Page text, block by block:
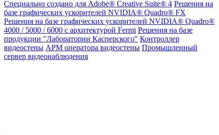
Специально создано для Adobe® Creative Suite® 4 Решения на
базе графических ускорителей NVIDIA® Quadro® FX
Решения на базе графических ускорителей NVIDIA® Quadro®
4000 / 5000 / 6000 с архитектурой Fermi Решения на базе
продукции "Лаборатории Касперского" Контроллер
видеостены АРМ оператора видеостены Промышленный
сервер видеонаблюдения